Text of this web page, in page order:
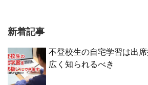
新着記事
不登校生の自宅学習は出
広く知られるべき